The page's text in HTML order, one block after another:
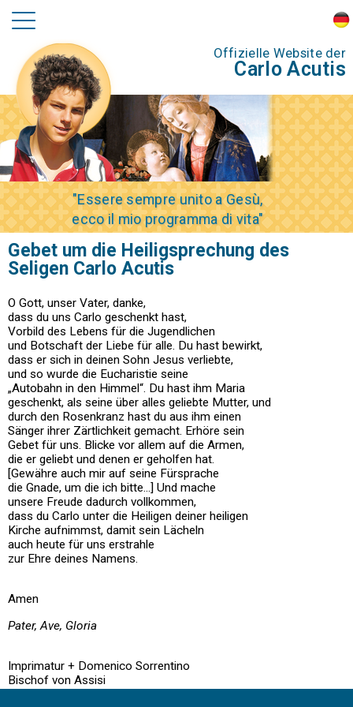
Offizielle Website der
Carlo Acutis
"Essere sempre unito a Gesù,
ecco il mio programma di vita"
Gebet um die Heiligsprechung des
Seligen Carlo Acutis
O Gott, unser Vater, danke,
dass du uns Carlo geschenkt hast,
Vorbild des Lebens für die Jugendlichen
und Botschaft der Liebe für alle. Du hast bewirkt,
dass er sich in deinen Sohn Jesus verliebte,
und so wurde die Eucharistie seine
„Autobahn in den Himmel“. Du hast ihm Maria
geschenkt, als seine über alles geliebte Mutter, und
durch den Rosenkranz hast du aus ihm einen
Sänger ihrer Zärtlichkeit gemacht. Erhöre sein
Gebet für uns. Blicke vor allem auf die Armen,
die er geliebt und denen er geholfen hat.
[Gewähre auch mir auf seine Fürsprache
die Gnade, um die ich bitte...] Und mache
unsere Freude dadurch vollkommen,
dass du Carlo unter die Heiligen deiner heiligen
Kirche aufnimmst, damit sein Lächeln
auch heute für uns erstrahle
zur Ehre deines Namens.
Amen
Pater, Ave, Gloria
Imprimatur + Domenico Sorrentino
Bischof von Assisi